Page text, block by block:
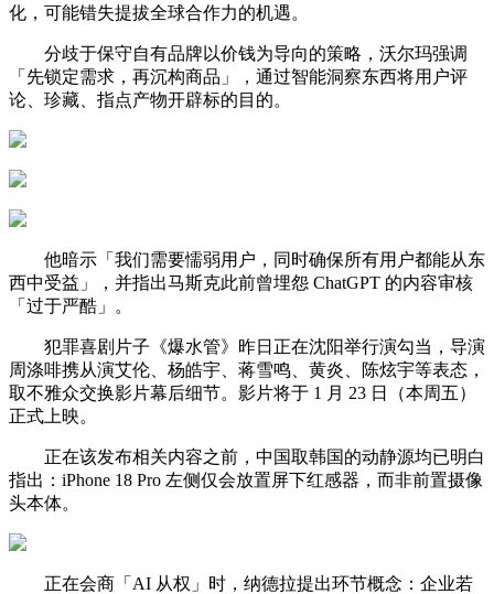
化，可能错失提拔全球合作力的机遇。
分歧于保守自有品牌以价钱为导向的策略，沃尔玛强调
「先锁定需求，再沉构商品」，通过智能洞察东西将用户评
论、珍藏、指点产物开辟标的目的。
他暗示「我们需要懦弱用户，同时确保所有用户都能从东
西中受益」，并指出马斯克此前曾埋怨 ChatGPT 的内容审核
「过于严酷」。
犯罪喜剧片子《爆水管》昨日正在沈阳举行演勾当，导演
周涤啡携从演艾伦、杨皓宇、蒋雪鸣、黄炎、陈炫宇等表态，
取不雅众交换影片幕后细节。影片将于 1 月 23 日（本周五）
正式上映。
正在该发布相关内容之前，中国取韩国的动静源均已明白
指出：iPhone 18 Pro 左侧仅会放置屏下红感器，而非前置摄像
头本体。
正在会商「AI 从权」时，纳德拉提出环节概念：企业若